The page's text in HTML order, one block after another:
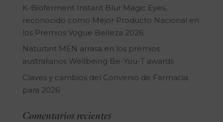
K-Bioferment Instant Blur Magic Eyes,
reconocido como Mejor Producto Nacional en
los Premios Vogue Belleza 2026
Naturtint MEN arrasa en los premios
australianos Wellbeing Be-You-T awards
Claves y cambios del Convenio de Farmacia
para 2026
Comentarios recientes